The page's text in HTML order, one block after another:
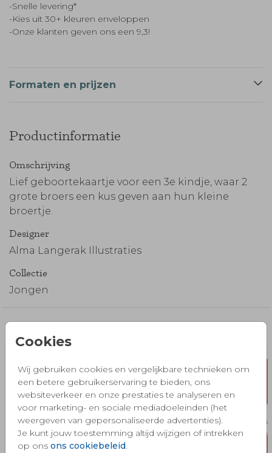
Cookies
Wij gebruiken cookies en vergelijkbare technieken om
een betere gebruikerservaring te bieden, ons
websiteverkeer en onze prestaties te analyseren en
voor marketing- en sociale mediadoeleinden (het
weergeven van gepersonaliseerde advertenties).
Je kunt jouw toestemming altijd wijzigen of intrekken
op ons ons cookiebeleid
-Snelle levering*
-Kies uit 30+ kleuren enveloppen
-Onze klanten geven ons een 9,3!
Formaten en prijzen
Productinformatie
Omschrijving
Lief geboortekaartje voor een 3e kindje, waar 2
grote broers een kus geven aan hun kleine
broertje.
Designer
Alma Langerak Illustraties
Collectie
Jongen